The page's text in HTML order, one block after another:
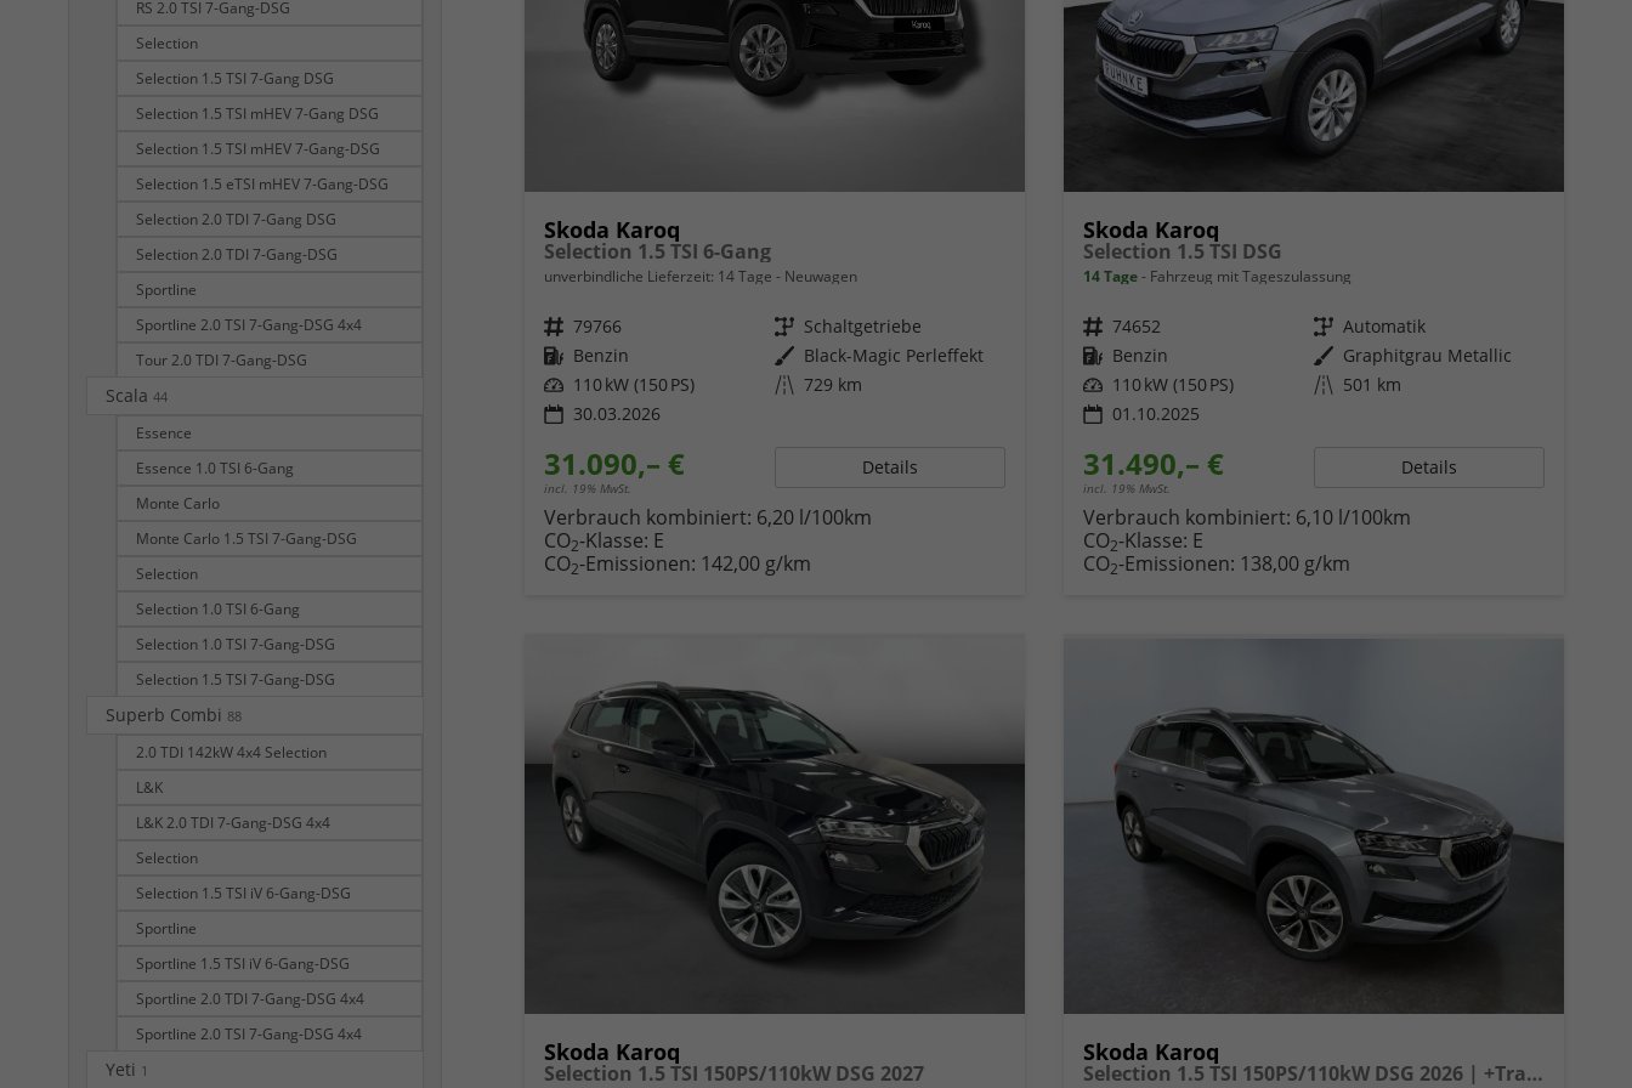
Skoda Karoq
Selection 1.5 TSI 6-Gang
unverbindliche Lieferzeit: 14 Tage Neuwagen
Fahrzeugnr. 79766 Getriebe Schaltgetriebe
Kraftstoff Benzin Außenfarbe Black-Magic Perleffekt
Leistung 110 kW (150 PS) Kilometerstand 729 km
30.03.2026
31.090,– €
incl. 19% MwSt.
Details
Verbrauch kombiniert: 6,20 l/100km
CO2-Klasse: E
CO2-Emissionen: 142,00 g/km
Skoda Karoq
Selection 1.5 TSI DSG
14 Tage Fahrzeug mit Tageszulassung
Fahrzeugnr. 74652 Getriebe Automatik
Kraftstoff Benzin Außenfarbe Graphitgrau Metallic
Leistung 110 kW (150 PS) Kilometerstand 501 km
01.10.2025
31.490,– €
incl. 19% MwSt.
Details
Verbrauch kombiniert: 6,10 l/100km
CO2-Klasse: E
CO2-Emissionen: 138,00 g/km
Skoda Karoq
Selection 1.5 TSI 150PS/110kW DSG 2027
Skoda Karoq
Selection 1.5 TSI 150PS/110kW DSG 2026 | +TravelAssist +RFK & Parksensoren +Var. Gepäckraumboden
RS 2.0 TSI 7-Gang-DSG
Selection
Selection 1.5 TSI 7-Gang DSG
Selection 1.5 TSI mHEV 7-Gang DSG
Selection 1.5 TSI mHEV 7-Gang-DSG
Selection 1.5 eTSI mHEV 7-Gang-DSG
Selection 2.0 TDI 7-Gang DSG
Selection 2.0 TDI 7-Gang-DSG
Sportline
Sportline 2.0 TSI 7-Gang-DSG 4x4
Tour 2.0 TDI 7-Gang-DSG
Scala 44
Essence
Essence 1.0 TSI 6-Gang
Monte Carlo
Monte Carlo 1.5 TSI 7-Gang-DSG
Selection
Selection 1.0 TSI 6-Gang
Selection 1.0 TSI 7-Gang-DSG
Selection 1.5 TSI 7-Gang-DSG
Superb Combi 88
2.0 TDI 142kW 4x4 Selection
L&K
L&K 2.0 TDI 7-Gang-DSG 4x4
Selection
Selection 1.5 TSI iV 6-Gang-DSG
Sportline
Sportline 1.5 TSI iV 6-Gang-DSG
Sportline 2.0 TDI 7-Gang-DSG 4x4
Sportline 2.0 TSI 7-Gang-DSG 4x4
Yeti 1